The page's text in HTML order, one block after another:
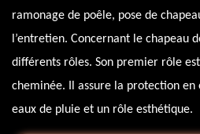
ramonage de poêle, pose de
l’entretien. Concernant le chapeau
différents rôles. Son premier rôle
cheminée. Il assure la protection
eaux de pluie et un rôle esthétique.